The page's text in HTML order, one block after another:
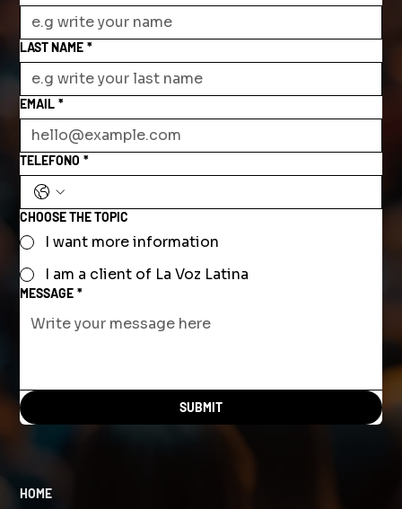
LAST NAME *
EMAIL *
TELEFONO *
CHOOSE THE TOPIC
I want more information
I am a client of La Voz Latina
MESSAGE *
SUBMIT
HOME